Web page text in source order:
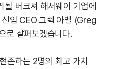
될 버크셔 해서웨이 기업에
임 CEO 그렉 아벨 (Greg
로 살펴보겠습니다.
존하는 2명의 최고 가치